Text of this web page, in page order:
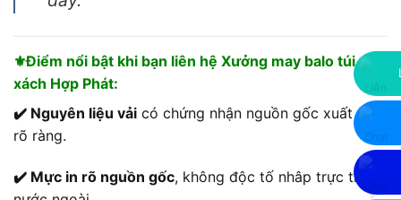
⚜️Điểm nổi bật khi bạn liên hệ Xưởng may balo túi
xách Hợp Phát:
✔️ Nguyên liệu vải có chứng nhận nguồn gốc xuất xứ
rõ ràng.
✔️ Mực in rõ nguồn gốc, không độc tố nhâp trực tiếp